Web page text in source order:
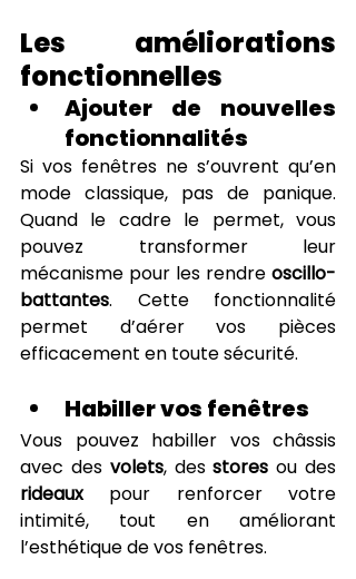
Les améliorations
fonctionnelles
Ajouter de nouvelles
fonctionnalités
Si vos fenêtres ne s’ouvrent qu’en
mode classique, pas de panique.
Quand le cadre le permet, vous
pouvez transformer leur
mécanisme pour les rendre oscillo-
battantes. Cette fonctionnalité
permet d’aérer vos pièces
efficacement en toute sécurité.
Habiller vos fenêtres
Vous pouvez habiller vos châssis
avec des volets, des stores
rideaux pour renforcer votre
intimité, tout en améliorant
l’esthétique de vos fenêtres.